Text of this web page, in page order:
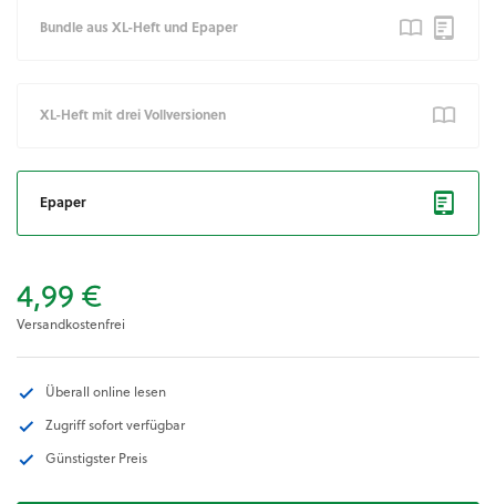
Bundle aus XL-Heft und Epaper
XL-Heft mit drei Vollversionen
Epaper
4,99 €
Versandkostenfrei
Überall online lesen
Zugriff sofort verfügbar
Günstigster Preis